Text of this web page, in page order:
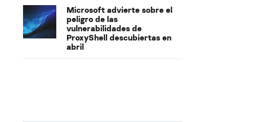
Microsoft advierte sobre el
peligro de las
vulnerabilidades de
ProxyShell descubiertas en
abril